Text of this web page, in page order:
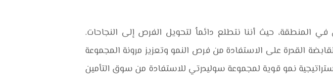
المنطقة، حيث أننا نتطلع دائماُ لتحويل الفرص إلى النجاحات.
القدرة على الاستفادة من فرص النمو وتعزيز مرونة المجموعة
نمو قوية لمجموعة سوليدرتي للاستفادة من سوق التأمين